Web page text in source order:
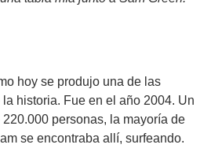
hoy se produjo una de las
historia. Fue en el año 2004. Un
personas, la mayoría de
se encontraba allí, surfeando.